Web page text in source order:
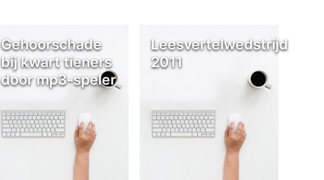
Gehoorschade
bij kwart tieners
door mp3-speler
Leesvertelwedstrijd
2011